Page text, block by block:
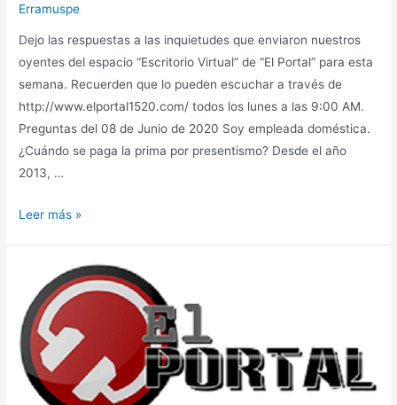
Erramuspe
Dejo las respuestas a las inquietudes que enviaron nuestros
oyentes del espacio “Escritorio Virtual” de “El Portal” para esta
semana. Recuerden que lo pueden escuchar a través de
http://www.elportal1520.com/ todos los lunes a las 9:00 AM.
Preguntas del 08 de Junio de 2020 Soy empleada doméstica.
¿Cuándo se paga la prima por presentismo? Desde el año
2013, …
Escritorio
Portal
–
2020
–
Programa
Leer más »